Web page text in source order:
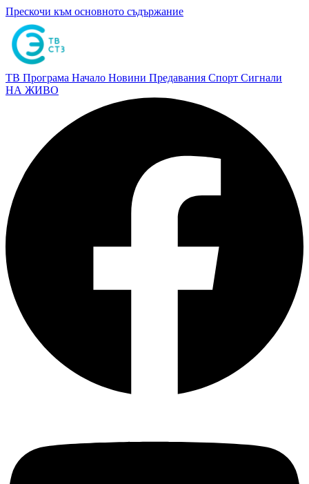
Прескочи към основното съдържание
ТВ Програма Начало Новини Предавания Спорт Сигнали
НА ЖИВО